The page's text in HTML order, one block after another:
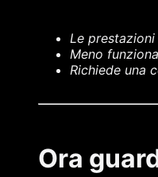
Le
Meno
Richiede una
Ora